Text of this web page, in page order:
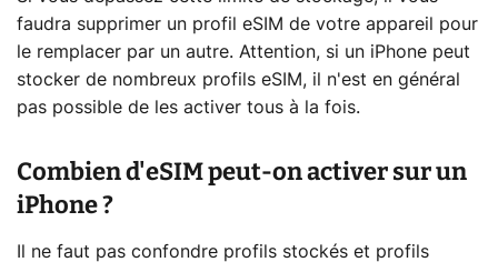
faudra supprimer un profil eSIM de votre appareil pour
le remplacer par un autre. Attention, si un iPhone peut
stocker de nombreux profils eSIM, il n'est en général
pas possible de les activer tous à la fois.
Combien d'eSIM peut-on activer sur un
iPhone ?
Il ne faut pas confondre profils stockés et profils